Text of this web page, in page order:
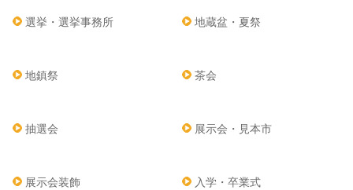
選挙・選挙事務所 地蔵盆・夏祭
地鎮祭 茶会
抽選会 展示会・見本市
展示会装飾 入学・卒業式